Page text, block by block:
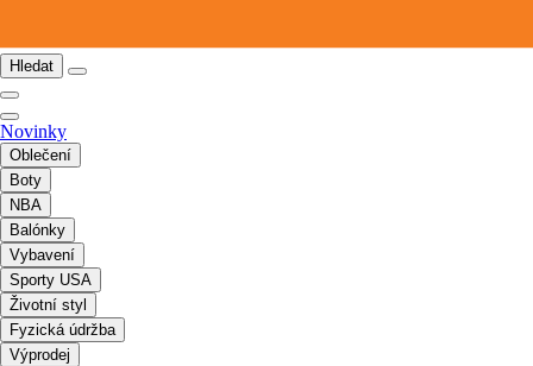
Hledat
Novinky
Oblečení
Boty
NBA
Balónky
Vybavení
Sporty USA
Životní styl
Fyzická údržba
Výprodej